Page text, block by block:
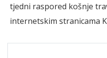
tjedni raspored košnje
internetskim stranicama